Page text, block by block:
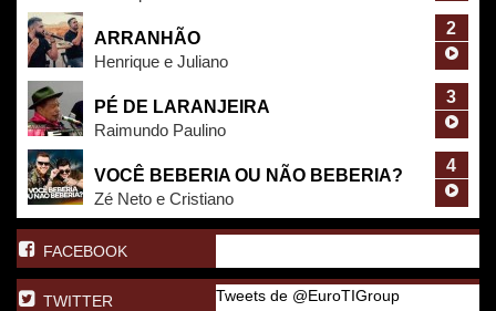
ARRANHÃO
Henrique e Juliano
2
PÉ DE LARANJEIRA
Raimundo Paulino
3
VOCÊ BEBERIA OU NÃO BEBERIA?
Zé Neto e Cristiano
4
FACEBOOK
TWITTER Tweets de @EuroTIGroup